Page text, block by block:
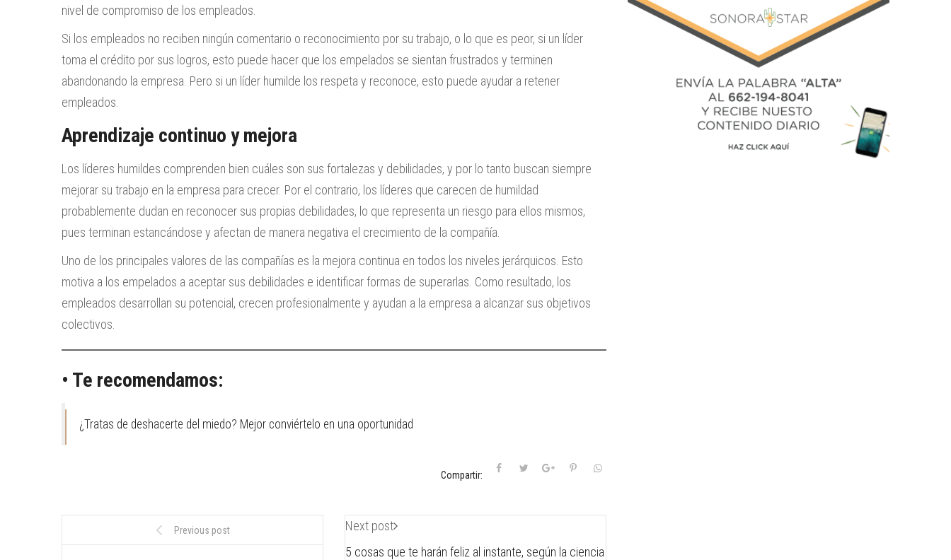
nivel de compromiso de los empleados.
Si los empleados no reciben ningún comentario o reconocimiento por su trabajo, o lo que es peor, si un líder
toma el crédito por sus logros, esto puede hacer que los empelados se sientan frustrados y terminen
abandonando la empresa. Pero si un líder humilde los respeta y reconoce, esto puede ayudar a retener
empleados.
Aprendizaje continuo y mejora
Los líderes humildes comprenden bien cuáles son sus fortalezas y debilidades, y por lo tanto buscan siempre
mejorar su trabajo en la empresa para crecer. Por el contrario, los líderes que carecen de humildad
probablemente dudan en reconocer sus propias debilidades, lo que representa un riesgo para ellos mismos,
pues terminan estancándose y afectan de manera negativa el crecimiento de la compañía.
Uno de los principales valores de las compañías es la mejora continua en todos los niveles jerárquicos. Esto
motiva a los empelados a aceptar sus debilidades e identificar formas de superarlas. Como resultado, los
empleados desarrollan su potencial, crecen profesionalmente y ayudan a la empresa a alcanzar sus objetivos
colectivos.
• Te recomendamos:
¿Tratas de deshacerte del miedo? Mejor conviértelo en una oportunidad
Compartir:
Previous post
Next post
5 cosas que te harán feliz al instante, según la ciencia